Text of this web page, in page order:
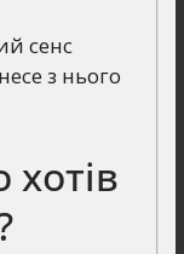
сенс
з нього